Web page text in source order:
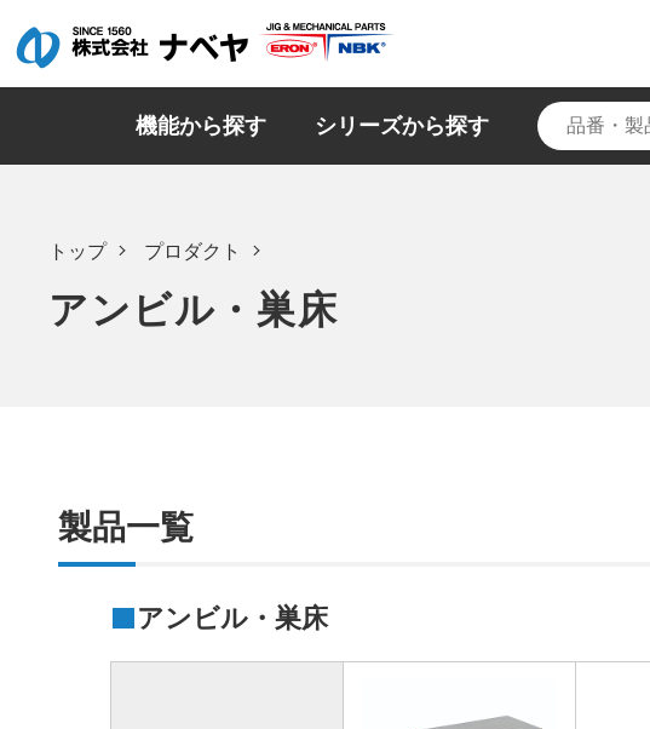
機能から探す シリーズから探す
トップ プロダクト
アンビル・巣床
製品一覧
アンビル・巣床